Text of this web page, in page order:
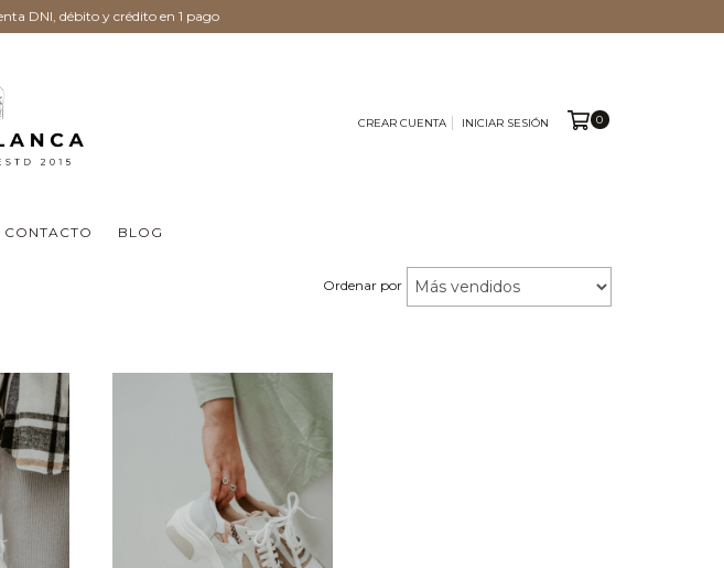
DNI, débito y crédito en 1 pago
CREAR CUENTA INICIAR SESIÓN 0
CONTACTO BLOG
Ordenar por